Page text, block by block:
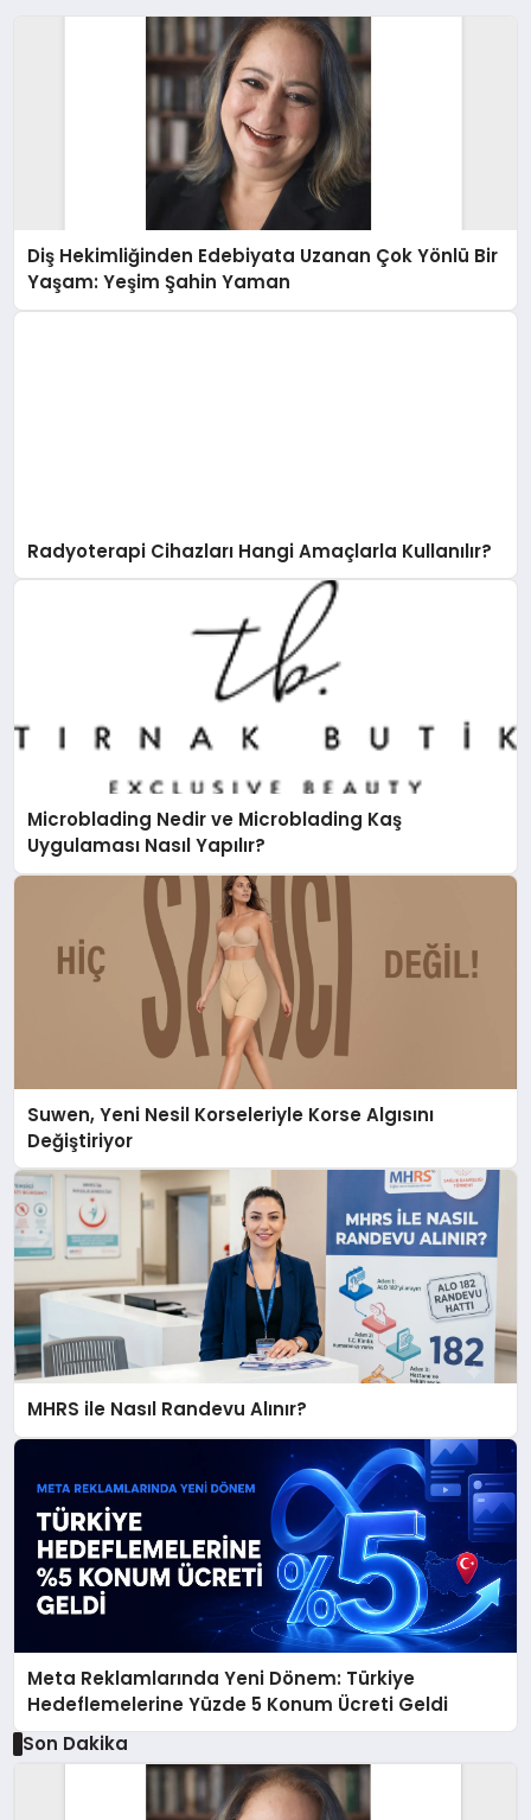
Diş Hekimliğinden Edebiyata Uzanan Çok Yönlü Bir
Yaşam: Yeşim Şahin Yaman
Radyoterapi Cihazları Hangi Amaçlarla Kullanılır?
Microblading Nedir ve Microblading Kaş
Uygulaması Nasıl Yapılır?
Suwen, Yeni Nesil Korseleriyle Korse Algısını
Değiştiriyor
MHRS ile Nasıl Randevu Alınır?
Meta Reklamlarında Yeni Dönem: Türkiye
Hedeflemelerine Yüzde 5 Konum Ücreti Geldi
Son Dakika